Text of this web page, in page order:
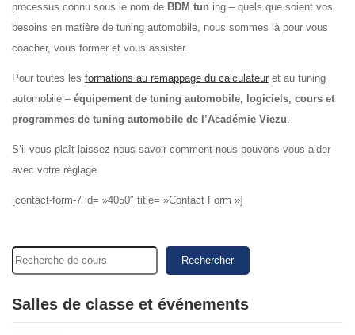
processus connu sous le nom de BDM tun ing – quels que soient vos
besoins en matière de tuning automobile, nous sommes là pour vous
coacher, vous former et vous assister.
Pour toutes les formations au remappage du calculateur et au tuning
automobile – équipement de tuning automobile, logiciels, cours et
programmes de tuning automobile de l’Académie Viezu.
S’il vous plaît laissez-nous savoir comment nous pouvons vous aider
avec votre réglage
[contact-form-7 id= »4050″ title= »Contact Form »]
Rechercher
Salles de classe et événements